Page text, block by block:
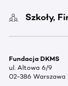
Szkoły,
Fundacja DKMS
ul. Altowa 6/9
02-386 Warszawa